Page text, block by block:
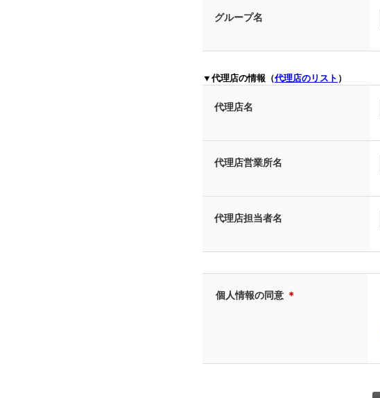
グループ名
▼代理店の情報（代理店のリスト ）
代理店名
代理店営業所名
代理店担当者名
個人情報の同意 ＊